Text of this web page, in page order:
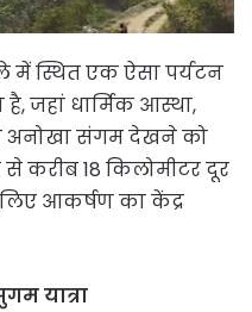
में स्थित एक ऐसा पर्यटन
जहां धार्मिक आस्था,
अनोखा संगम देखने को
करीब 18 किलोमीटर दूर
आकर्षण का केंद्र
यात्रा